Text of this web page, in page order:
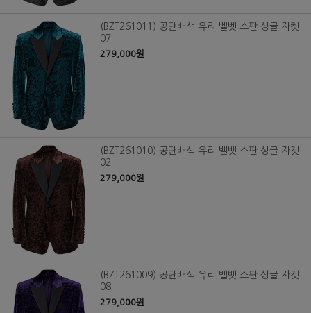
(BZT261011) 공단배색 유리 벨벳 스판 싱글 자켓
07
279,000원
(BZT261010) 공단배색 유리 벨벳 스판 싱글 자켓
02
279,000원
(BZT261009) 공단배색 유리 벨벳 스판 싱글 자켓
08
279,000원